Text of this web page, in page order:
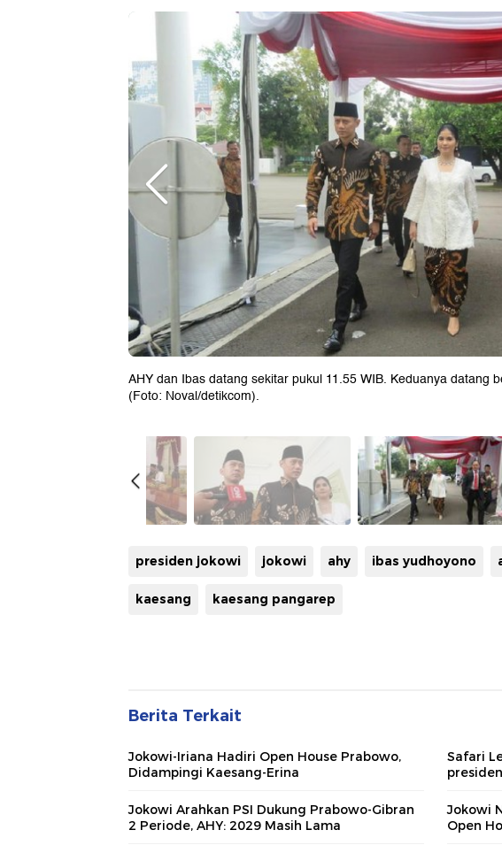
AHY dan Ibas datang sekitar pukul 11.55 WIB. Keduanya datang
(Foto: Noval/detikcom).
presiden jokowi jokowi ahy ibas yudhoyono
kaesang kaesang pangarep
Berita Terkait
Jokowi-Iriana Hadiri Open House Prabowo,
Didampingi Kaesang-Erina
Safari
Jokowi Arahkan PSI Dukung Prabowo-Gibran
2 Periode, AHY: 2029 Masih Lama
Jokowi
Open